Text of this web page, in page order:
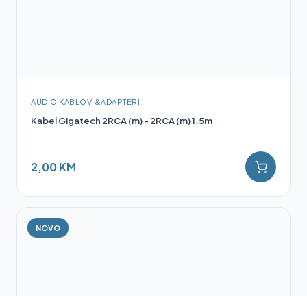
AUDIO KABLOVI&ADAPTERI
Kabel Gigatech 2RCA (m) - 2RCA (m) 1.5m
2,00 KM
NOVO